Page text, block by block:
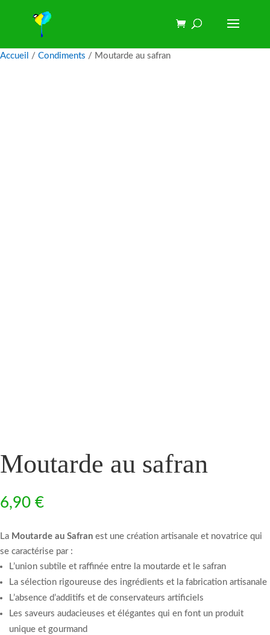
Accueil / Condiments / Moutarde au safran
Moutarde au safran
6,90 €
La Moutarde au Safran est une création artisanale et novatrice qui
se caractérise par :
L’union subtile et raffinée entre la moutarde et le safran
La sélection rigoureuse des ingrédients et la fabrication artisanale
L’absence d’additifs et de conservateurs artificiels
Les saveurs audacieuses et élégantes qui en font un produit
unique et gourmand